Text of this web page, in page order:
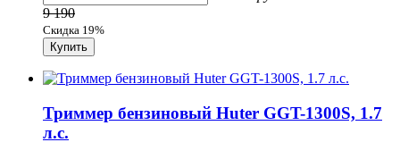
9 190
Скидка 19%
Триммер бензиновый Huter GGT-1300S, 1.7
л.с.